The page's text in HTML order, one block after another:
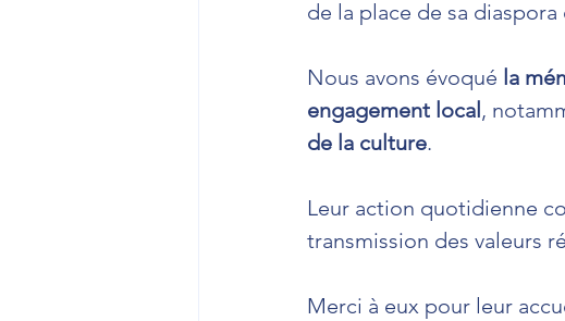
de la place de sa
Nous avons évoqué la
engagement local,
de la culture.
Leur action quotidienne
transmission des valeurs
Merci à eux pour leur